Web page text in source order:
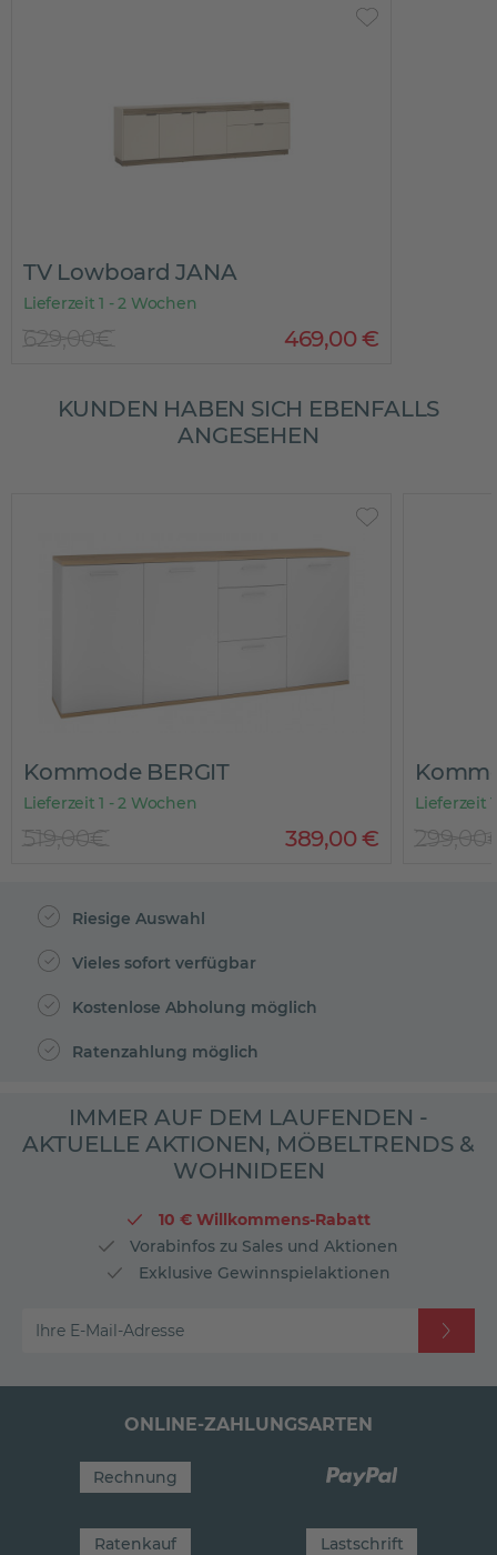
TV Lowboard JANA
Lieferzeit 1 - 2 Wochen
469,00€
629,00€
KUNDEN HABEN SICH EBENFALLS
ANGESEHEN
Kommode BERGIT
Lieferzeit 1 - 2 Wochen
389,00€
519,00€
Lieferzeit
Riesige Auswahl
Vieles sofort verfügbar
Kostenlose Abholung möglich
Ratenzahlung möglich
IMMER AUF DEM LAUFENDEN -
AKTUELLE AKTIONEN, MÖBELTRENDS &
WOHNIDEEN
10 € Willkommens-Rabatt
Vorabinfos zu Sales und Aktionen
Exklusive Gewinnspielaktionen
Ihre E-Mail-Adresse
ONLINE-ZAHLUNGSARTEN
Rechnung
Ratenkauf Lastschrift